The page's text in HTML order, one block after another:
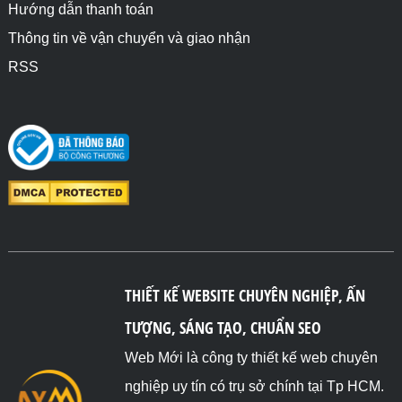
Hướng dẫn thanh toán
Thông tin về vận chuyển và giao nhận
RSS
THIẾT KẾ WEBSITE CHUYÊN NGHIỆP, ẤN
TƯỢNG, SÁNG TẠO, CHUẨN SEO
Web Mới là công ty thiết kế web chuyên
nghiệp uy tín có trụ sở chính tại Tp HCM.